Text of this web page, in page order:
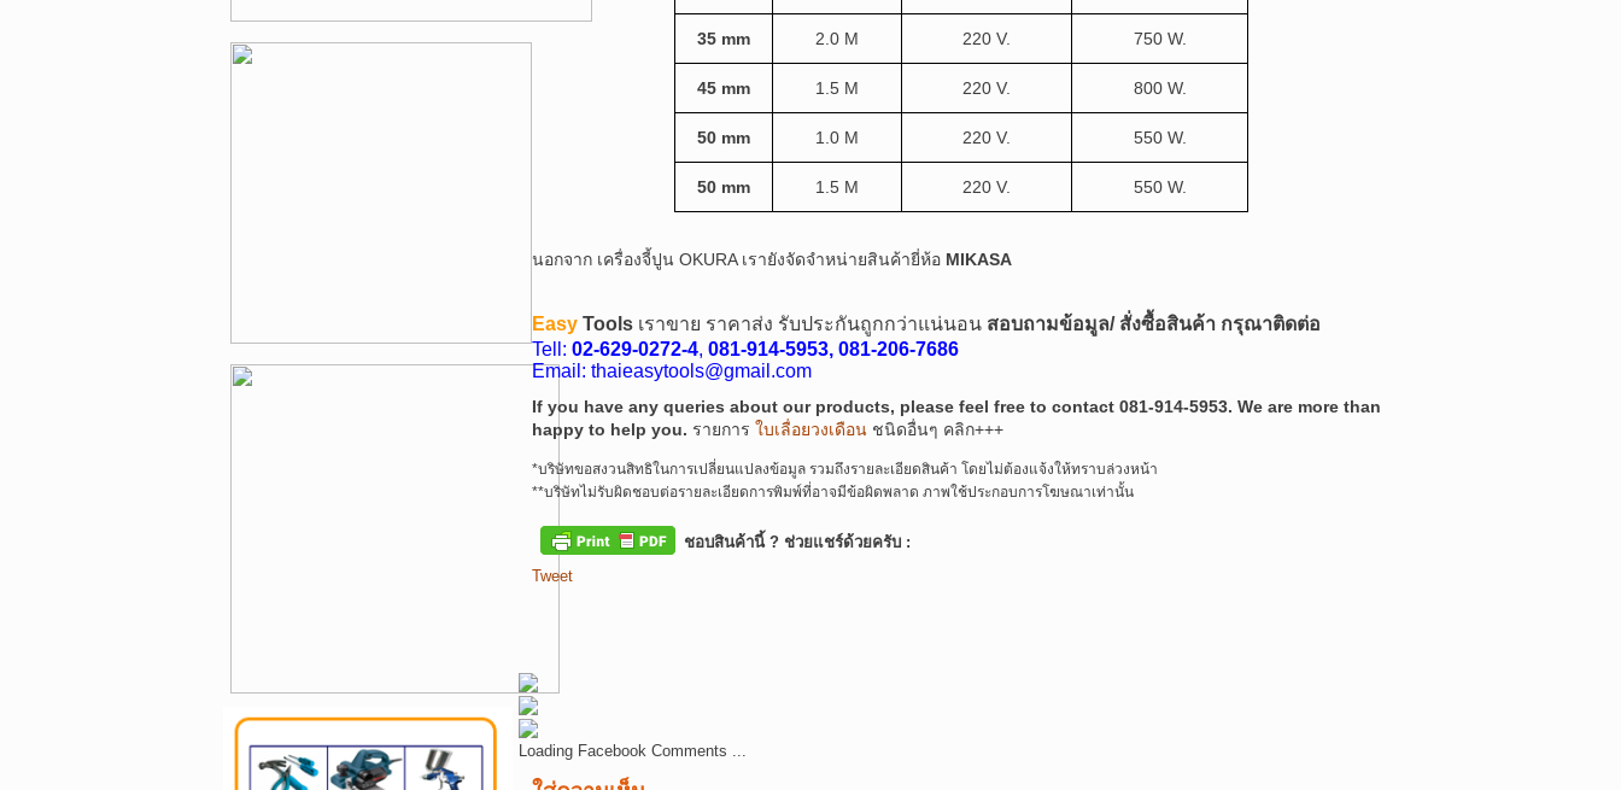
35 mm 2.0 M 220 V. 750 W.
45 mm 1.5 M 220 V. 800 W.
50 mm 1.0 M 220 V. 550 W.
50 mm 1.5 M 220 V. 550 W.
นอกจาก เครื่องจี้ปูน OKURA เรายังจัดจำหน่ายสินค้ายี่ห้อ MIKASA
Easy Tools เราขาย ราคาส่ง รับประกันถูกกว่าแน่นอน สอบถามข้อมูล/ สั่งซื้อสินค้า กรุณาติดต่อ
Tell: 02-629-0272-4, 081-914-5953, 081-206-7686
Email: thaieasytools@gmail.com
If you have any queries about our products, please feel free to contact 081-914-5953. We are more than
happy to help you. รายการ ใบเลื่อยวงเดือน ชนิดอื่นๆ คลิก+++
*บริษัทขอสงวนสิทธิในการเปลี่ยนแปลงข้อมูล รวมถึงรายละเอียดสินค้า โดยไม่ต้องแจ้งให้ทราบล่วงหน้า
**บริษัทไม่รับผิดชอบต่อรายละเอียดการพิมพ์ที่อาจมีข้อผิดพลาด ภาพใช้ประกอบการโฆษณาเท่านั้น
ชอบสินค้านี้ ? ช่วยแชร์ด้วยครับ :
Tweet
Loading Facebook Comments ...